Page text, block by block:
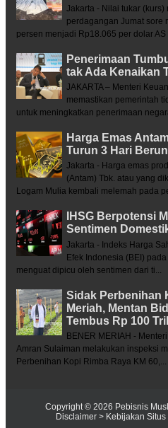
Jakarta - Nilai tukar
perdagangan Jumat sore
persen menjadi Rp18.065 per dolar AS
Penerimaan
tak Ada Kenaikan
JAKARTA – Menteri
memastikan pemerintah
untuk meningkatkan penerimaan
Harga Emas
Turun 3 Hari
Jakarta - Harga emas
(Antam) Tbk. atau yang
Logam Mulia kembali melemah pada
IHSG Berpotensi
Sentimen
Jakarta - Indeks Harga
Efek Indonesia (BEI)
menguat dipicu oleh sentimen dari ti...
Sidak Perbenihan
Meriah, Mentan
Tembus Rp 100
BENER MERIAH -
Amran Sulaiman melakukan inspeksi
Perbenihan Kopi Rimba Raya KM 60,...
Copyright © 2026 Pebisnis
Disclaimer > Kebijakan Situs